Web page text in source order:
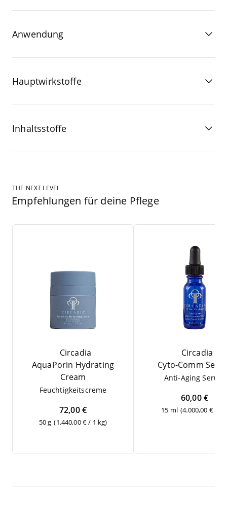
Anwendung
Hauptwirkstoffe
Inhaltsstoffe
THE NEXT LEVEL
Empfehlungen für deine Pflege
Circadia
Aqua­Po­rin Hydrating
Cream
Feuch­tig­keits­creme
72,00 €
50 g (1.440,00 € / 1 kg)
Circadia
Cyto-Comm
Anti-Aging Serum
60,00 €
15 ml (4.000,00 € / 1